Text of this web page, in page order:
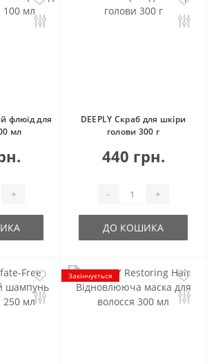
флюїд для
мл
+
DEEPLY Скраб для шкіри
голови 300 г
440 грн.
- +
ДО КОШИКА
Закінчується